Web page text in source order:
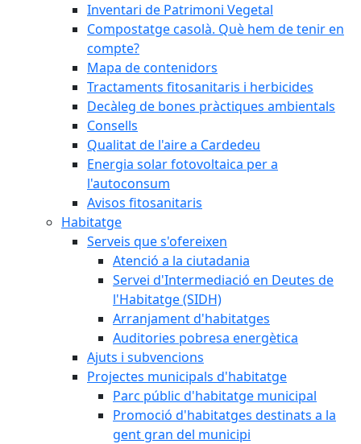
Inventari de Patrimoni Vegetal
Compostatge casolà. Què hem de tenir en
compte?
Mapa de contenidors
Tractaments fitosanitaris i herbicides
Decàleg de bones pràctiques ambientals
Consells
Qualitat de l'aire a Cardedeu
Energia solar fotovoltaica per a
l'autoconsum
Avisos fitosanitaris
Habitatge
Serveis que s'ofereixen
Atenció a la ciutadania
Servei d'Intermediació en Deutes de
l'Habitatge (SIDH)
Arranjament d'habitatges
Auditories pobresa energètica
Ajuts i subvencions
Projectes municipals d'habitatge
Parc públic d'habitatge municipal
Promoció d'habitatges destinats a la
gent gran del municipi